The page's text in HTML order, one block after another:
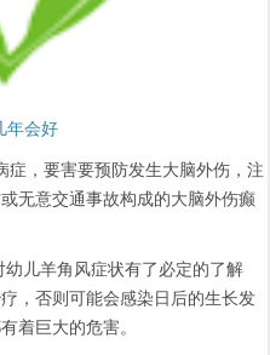
年会好
，要害要预防发生大脑外伤，注
无意交通事故构成的大脑外伤癫
儿羊角风症状有了必定的了解
，否则可能会感染日后的生长发
着巨大的危害。